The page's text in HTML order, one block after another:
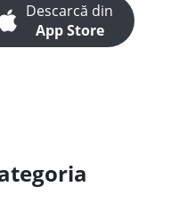
Descarcă din
App Store